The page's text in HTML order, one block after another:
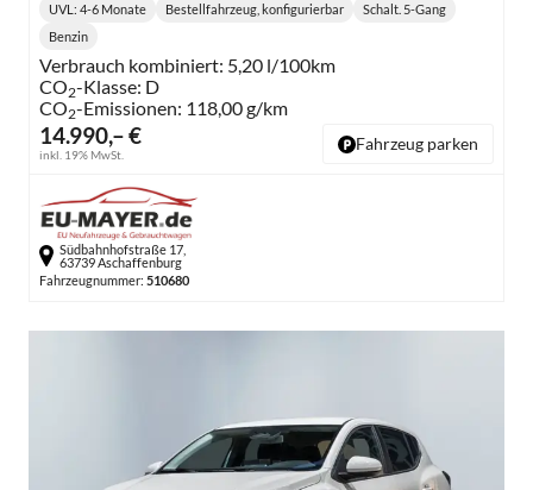
14.990,– €
inkl. 19% MwSt.
UVL : 4-6 Monate Bestellfahrzeug, konfigurierbar
Getriebe:
Schalt. 5-Gang
Benzin
Verbrauch kombiniert: 5,20 l/100km
CO2-Klasse: D
CO2-Emissionen: 118,00 g/km
Fahrzeug parken
Südbahnhofstraße 17,
63739 Aschaffenburg
Fahrzeugnummer: 510680